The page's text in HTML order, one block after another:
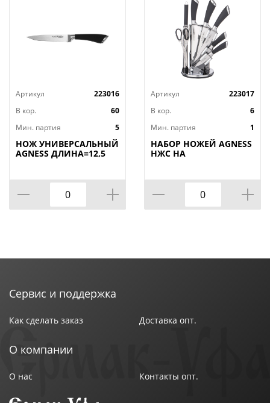
Артикул
223016
В кор.
60
Мин. партия
5
НОЖ УНИВЕРСАЛЬНЫЙ
AGNESS ДЛИНА=12,5
Артикул
223017
В кор.
6
Мин. партия
1
НАБОР НОЖЕЙ AGNESS
НЖС НА
ПОДСТАВКЕ 8 ПР.,
КОР=6НАБОР.
Сервис и поддержка
Как сделать заказ Доставка опт.
О компании
О нас Контакты опт.